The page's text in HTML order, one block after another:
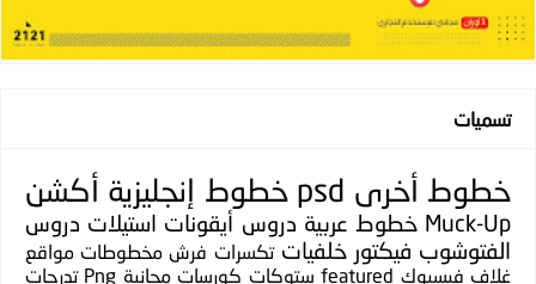
تسميات
خطوط أخرى psd خطوط إنجليزية أكشن
Muck-Up خطوط عربية دروس أيقونات استيلات دروس
الفتوشوب فيكتور خلفيات تكسرات فرش مخطوطات مواقع
غلاف فيسبوك featured ستوكات كورسات مجانية Png تدرجات